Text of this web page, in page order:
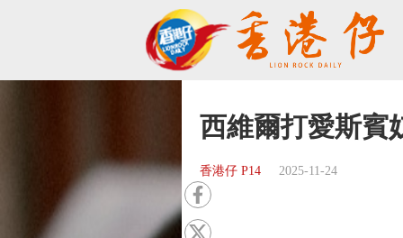
西維爾打愛斯賓
香港仔 P14 2025-11-24